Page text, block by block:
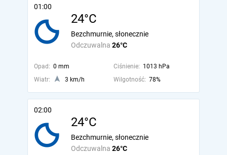
01:00
24°C
Odczuwalna 26°C
Bezchmurnie, słonecznie
Opad: 0 mm Ciśnienie: 1013 hPa
Wiatr:
3 km/h Wilgotność: 78%
02:00
24°C
Odczuwalna 26°C
Bezchmurnie, słonecznie